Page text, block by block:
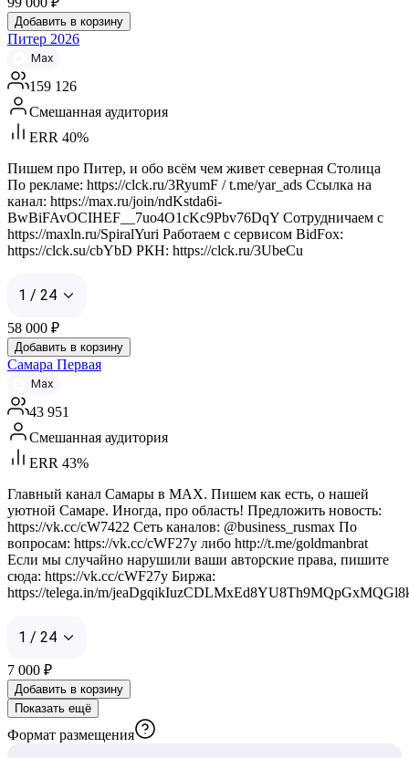
Добавить в корзину
Питер 2026
Max
159 126
Смешанная аудитория
ERR 40%
Пишем про Питер, и обо всём чем живет северная Столица
По рекламе: https://clck.ru/3RyumF / t.me/yar_ads Ссылка на
канал: https://max.ru/join/ndKstda6i-
BwBiFAvOCIHEF__7uo4O1cKc9Pbv76DqY Сотрудничаем с
https://maxln.ru/SpiralYuri Работаем с сервисом BidFox:
https://clck.su/cbYbD РКН: https://clck.ru/3UbeCu
1 / 24
58 000 ₽
Добавить в корзину
Самара Первая
Max
43 951
Смешанная аудитория
ERR 43%
Главный канал Самары в MAX. Пишем как есть, о нашей
уютной Самаре. Иногда, про область! Предложить новость:
https://vk.cc/cW7422 Сеть каналов: @business_rusmax По
вопросам: https://vk.cc/cWF27y либо http://t.me/goldmanbrat
Если мы случайно нарушили ваши авторские права, пишите
сюда: https://vk.cc/cWF27y Биржа:
https://telega.in/m/
1 / 24
7 000 ₽
Добавить в корзину
Показать ещё
Формат размещения